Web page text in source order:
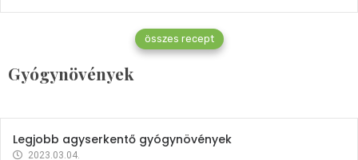
összes recept
Gyógynövények
Gyógynövények
Mindent a petrezselyemről
2023.12.21.
Legjobb agyserkentő gyógynövények
2023.03.04.